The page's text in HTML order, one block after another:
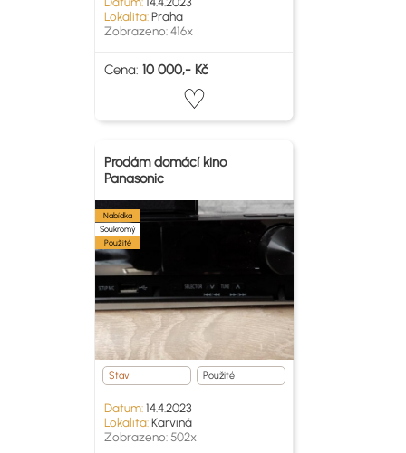
Lokalita:Praha
Zobrazeno: 416x
Cena: 10 000,- Kč
Prodám domácí kino
Panasonic
Nabídka
Soukromý
Použité
Stav Použité
Datum:14.4.2023
Lokalita:Karviná
Zobrazeno: 502x